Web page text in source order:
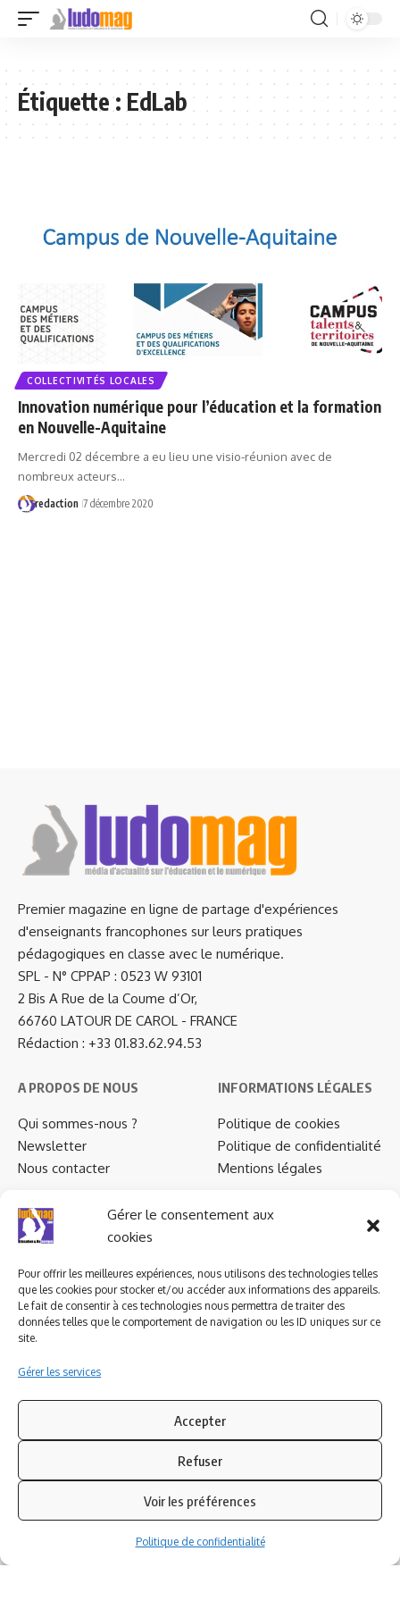
Gérer le consentement aux
cookies
Pour offrir les meilleures expériences, nous utilisons des technologies telles
que les cookies pour stocker et/ou accéder aux informations des appareils.
Le fait de consentir à ces technologies nous permettra de traiter des
données telles que le comportement de navigation ou les ID uniques sur ce
site.
Gérer les services
Accepter
Refuser
Voir les préférences
Politique de confidentialité
Étiquette :EdLab
COLLECTIVITÉS LOCALES
Innovation numérique pour l’éducation et la formation
en Nouvelle-Aquitaine
Mercredi 02 décembre a eu lieu une visio-réunion avec de
nombreux acteurs…
redaction 7 décembre 2020
Premier magazine en ligne de partage d'expériences
d'enseignants francophones sur leurs pratiques
pédagogiques en classe avec le numérique.
SPL - N° CPPAP : 0523 W 93101
2 Bis A Rue de la Coume d’Or,
66760 LATOUR DE CAROL - FRANCE
Rédaction : +33 01.83.62.94.53
A PROPOS DE NOUS
Qui sommes-nous ?
Newsletter
Nous contacter
Ludomag "Le Club"
INFORMATIONS LÉGALES
Politique de cookies
Politique de confidentialité
Mentions légales
LIENS UTILES
ludoviales
PARTENAIRES